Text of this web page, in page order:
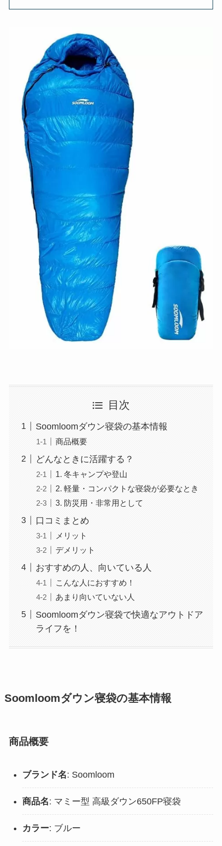
目次
Soomloomダウン寝袋の基本情報
商品概要
どんなときに活躍する？
1. 冬キャンプや登山
2. 軽量・コンパクトな寝袋が必要なとき
3. 防災用・非常用として
口コミまとめ
メリット
デメリット
おすすめの人、向いている人
こんな人におすすめ！
あまり向いていない人
Soomloomダウン寝袋で快適なアウトドア
ライフを！
Soomloomダウン寝袋の基本情報
商品概要
ブランド名: Soomloom
商品名: マミー型 高級ダウン650FP寝袋
カラー: ブルー